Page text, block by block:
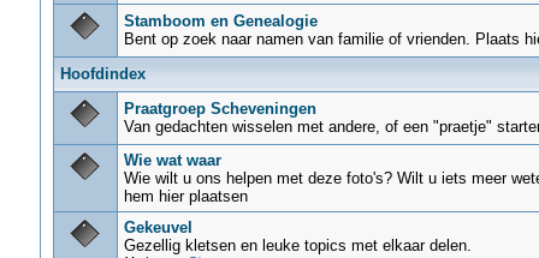
Stamboom en Genealogie
Bent op zoek naar namen van familie of vrienden. Plaats
Hoofdindex
Praatgroep Scheveningen
Van gedachten wisselen met andere, of een "praetje"
Wie wat waar
Wie wilt u ons helpen met deze foto's? Wilt u iets meer
hem hier plaatsen
Gekeuvel
Gezellig kletsen en leuke topics met elkaar delen.